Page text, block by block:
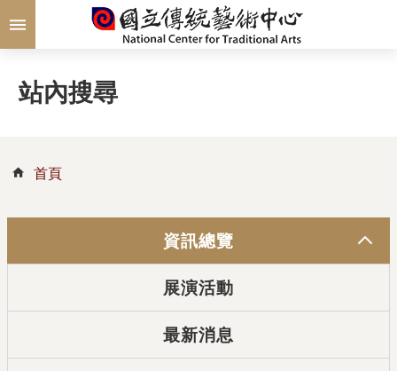
跳到主要內容區塊
站內搜尋
首頁
資訊總覽
展演活動
最新消息